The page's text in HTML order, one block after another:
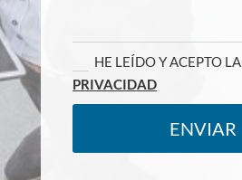
HE LEÍDO Y ACEPTO LA
PRIVACIDAD
ENVIAR